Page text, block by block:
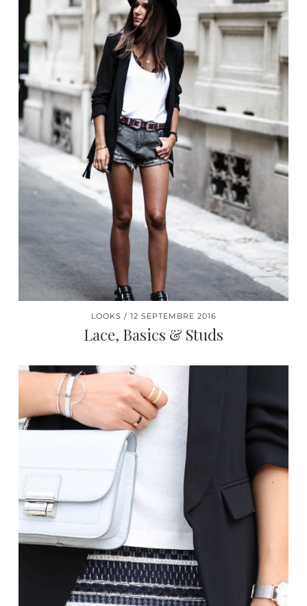
LOOKS 12 SEPTEMBRE 2016
Lace, Basics & Studs